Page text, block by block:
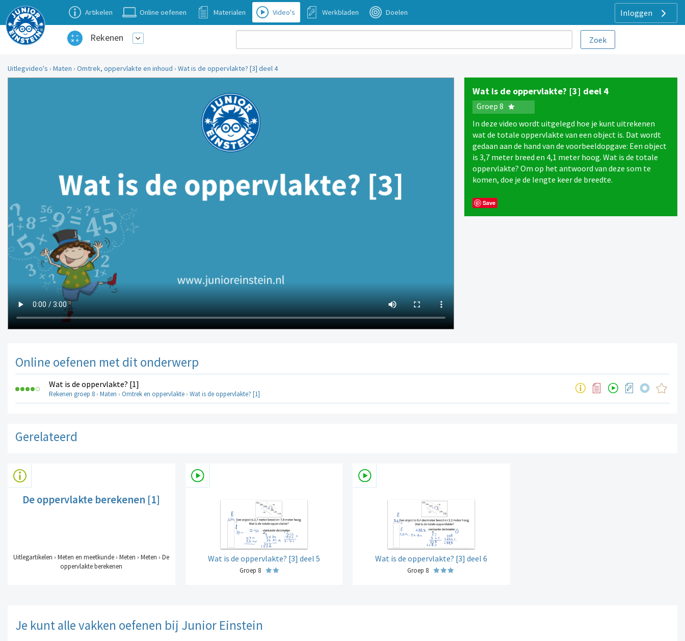
Inloggen
Artikelen Online oefenen Materialen Video's Werkbladen Doelen
Rekenen
Uitlegvideo's › Maten › Omtrek, oppervlakte en inhoud › Wat is de oppervlakte? [3] deel 4
Wat is de oppervlakte? [3] deel 4
Groep 8
In deze video wordt uitgelegd hoe je kunt uitrekenen
wat de totale oppervlakte van een object is. Dat wordt
gedaan aan de hand van de voorbeeldopgave: Een object
is 3,7 meter breed en 4,1 meter hoog. Wat is de totale
oppervlakte? Om op het antwoord van deze som te
komen, doe je de lengte keer de breedte.
Save
Online oefenen met dit onderwerp
Wat is de oppervlakte? [1]
Rekenen groep 8 › Maten › Omtrek en oppervlakte › Wat is de oppervlakte? [1]
Gerelateerd
De oppervlakte berekenen [1]
Uitlegartikelen › Meten en meetkunde › Meten › Meten › De
oppervlakte berekenen
Wat is de oppervlakte? [3] deel 5
Groep 8
Wat is de oppervlakte? [3] deel 6
Groep 8
Je kunt alle vakken oefenen bij Junior Einstein